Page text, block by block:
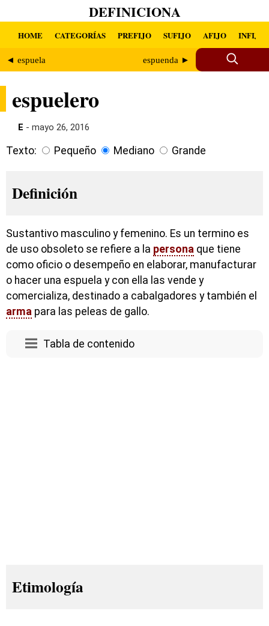
DEFINICIONA
HOME CATEGORÍAS PREFIJO SUFIJO AFIJO INFIJO
◄ espuela espuenda ►
espuelero
E - mayo 26, 2016
Texto: Pequeño Mediano Grande
Definición
Sustantivo masculino y femenino. Es un termino es
de uso obsoleto se refiere a la persona que tiene
como oficio o desempeño en elaborar, manufacturar
o hacer una espuela y con ella las vende y
comercializa, destinado a cabalgadores y también el
arma para las peleas de gallo.
Tabla de contenido
Etimología